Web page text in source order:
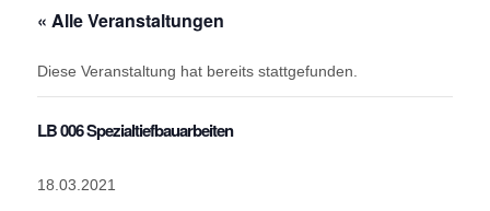
« Alle Veranstaltungen
Diese Veranstaltung hat bereits stattgefunden.
LB 006 Spezialtiefbauarbeiten
18.03.2021